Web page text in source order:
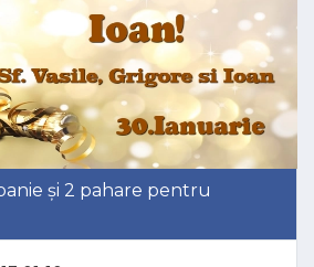
și 2 pahare pentru